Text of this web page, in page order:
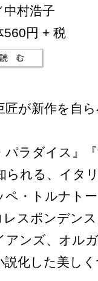
中村浩子
560円 + 税
匠が新作を自
パラダイス』
られる、イタ
ペ・トルナト
レスポンデン
アンズ、オル
説化した美し